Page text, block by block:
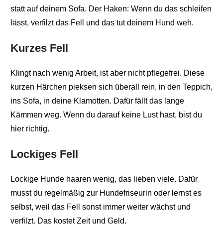
statt auf deinem Sofa. Der Haken: Wenn du das schleifen
lässt, verfilzt das Fell und das tut deinem Hund weh.
Kurzes Fell
Klingt nach wenig Arbeit, ist aber nicht pflegefrei. Diese
kurzen Härchen pieksen sich überall rein, in den Teppich,
ins Sofa, in deine Klamotten. Dafür fällt das lange
Kämmen weg. Wenn du darauf keine Lust hast, bist du
hier richtig.
Lockiges Fell
Lockige Hunde haaren wenig, das lieben viele. Dafür
musst du regelmäßig zur Hundefriseurin oder lernst es
selbst, weil das Fell sonst immer weiter wächst und
verfilzt. Das kostet Zeit und Geld.